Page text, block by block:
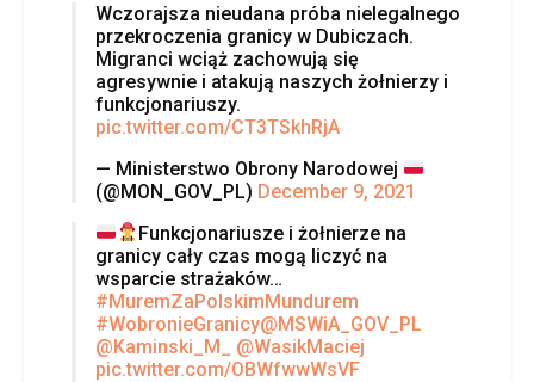
Wczorajsza nieudana próba nielegalnego
przekroczenia granicy w Dubiczach.
Migranci wciąż zachowują się
agresywnie i atakują naszych żołnierzy i
funkcjonariuszy.
pic.twitter.com/CT3TSkhRjA
— Ministerstwo Obrony Narodowej
(@MON_GOV_PL) December 9, 2021
Funkcjonariusze i żołnierze na
granicy cały czas mogą liczyć na
wsparcie strażaków…
#MuremZaPolskimMundurem
#WobronieGranicy@MSWiA_GOV_PL
@Kaminski_M_
@WasikMaciej
pic.twitter.com/OBWfwwWsVF